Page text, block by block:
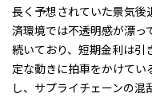
長く予想されていた景気後
済環境では不透明感が漂っ
続いており、短期金利は引
定な動きに拍車をかけて
し、サプライチェーンの